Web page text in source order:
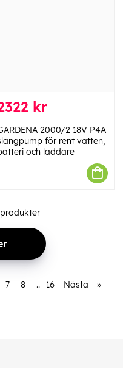
kr
2000/2 18V P4A
för rent vatten,
och laddare
7 8 .. 16 Nästa »